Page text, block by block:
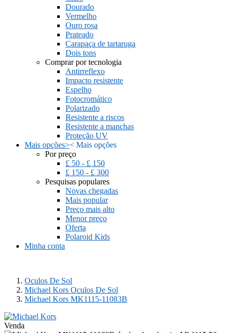
Dourado
Vermelho
Ouro rosa
Prateado
Carapaça de tartaruga
Dois tons
Comprar por tecnologia
Antirreflexo
Impacto resistente
Espelho
Fotocromático
Polarizado
Resistente a riscos
Resistente a manchas
Proteção UV
Mais opções>< Mais opções
Por preço
£ 50 - £ 150
£ 150 - £ 300
Pesquisas populares
Novas chegadas
Mais popular
Preço mais alto
Menor preço
Oferta
Polaroid Kids
Minha conta
Oculos De Sol
Michael Kors Oculos De Sol
Michael Kors MK1115-11083B
Venda